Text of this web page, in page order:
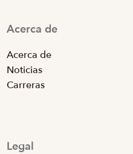
Acerca de
Acerca de
Noticias
Carreras
Legal